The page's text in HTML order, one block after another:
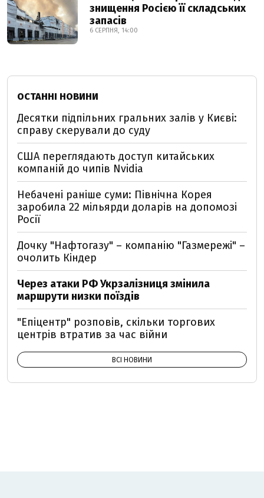
знищення Росією її складських
запасів
6 СЕРПНЯ, 14:00
ОСТАННІ НОВИНИ
Десятки підпільних гральних залів у Києві:
справу скерували до суду
США переглядають доступ китайських
компаній до чипів Nvidia
Небачені раніше суми: Північна Корея
заробила 22 мільярди доларів на допомозі
Росії
Дочку "Нафтогазу" – компанію "Газмережі" –
очолить Кіндер
Через атаки РФ Укрзалізниця змінила
маршрути низки поїздів
"Епіцентр" розповів, скільки торгових
центрів втратив за час війни
ВСІ НОВИНИ